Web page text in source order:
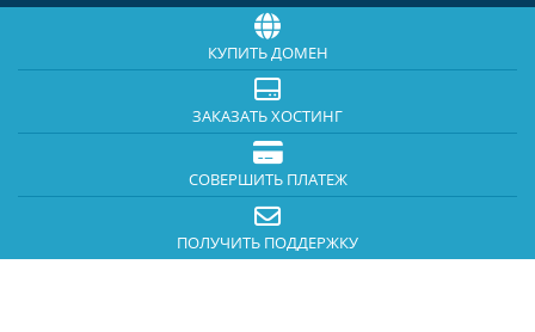
КУПИТЬ ДОМЕН
ЗАКАЗАТЬ ХОСТИНГ
СОВЕРШИТЬ ПЛАТЕЖ
ПОЛУЧИТЬ ПОДДЕРЖКУ